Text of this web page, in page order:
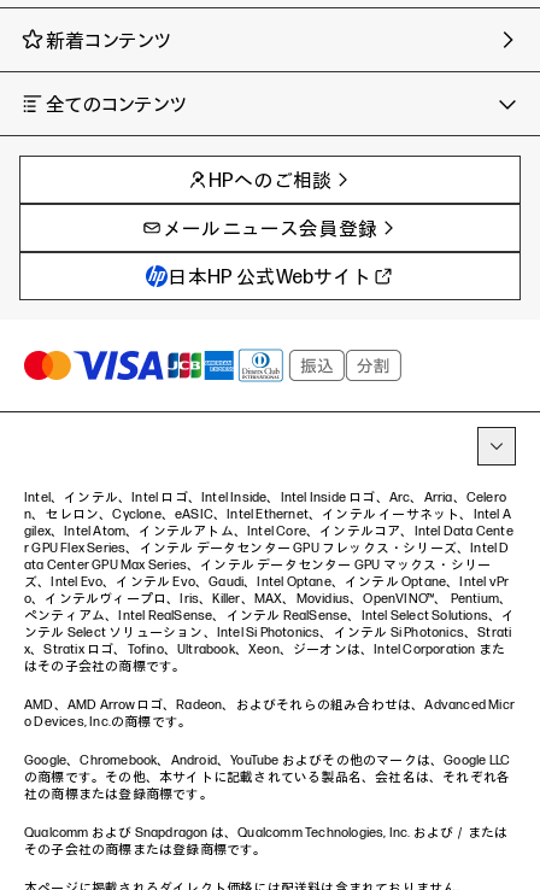
新着コンテンツ
全てのコンテンツ
AIの進化と活用事例
製品トレンド & レビュー
サイバーセキュリティ
教育とテクノロジー
ハイブリッドワーク
プリンター
事例
イベントレポート
AI PC
AIワークステーション
Poly
WXP（DEXツール）
タグ一覧
HPへのご相談
メールニュース会員登録
日本HP 公式Webサイト
Intel、インテル、Intel ロゴ、Intel Inside、Intel Inside ロゴ、Arc、Arria、Celero
n、セレロン、Cyclone、eASIC、Intel Ethernet、インテル イーサネット、Intel A
gilex、Intel Atom、インテルアトム、Intel Core、インテルコア、Intel Data Cente
r GPU Flex Series、インテル データセンター GPU フレックス・シリーズ、Intel D
ata Center GPU Max Series、インテル データセンター GPU マックス・シリー
ズ、Intel Evo、インテル Evo、Gaudi、Intel Optane、インテル Optane、Intel vPr
o、インテルヴィープロ、Iris、Killer、MAX、Movidius、OpenVINO™、 Pentium、
ペンティアム、Intel RealSense、インテル RealSense、Intel Select Solutions、イ
ンテル Select ソリューション、Intel Si Photonics、インテル Si Photonics、Strati
x、Stratix ロゴ、Tofino、Ultrabook、Xeon、ジーオンは、Intel Corporation また
はその子会社の商標です。
AMD、AMD Arrowロゴ、Radeon、およびそれらの組み合わせは、Advanced Micr
o Devices, Inc.の商標です。
Google、Chromebook、Android、YouTube およびその他のマークは、Google LLC
の商標です。その他、本サイトに記載されている製品名、会社名は、それぞれ各
社の商標または登録商標です。
Qualcomm および Snapdragon は、Qualcomm Technologies, Inc. および／または
その子会社の商標または登録商標です。